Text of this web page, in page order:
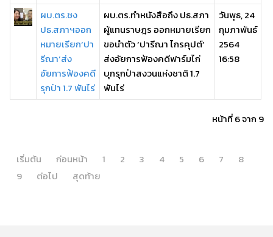
ผบ.ตร.ชง
ปธ.สภาฯออก
หมายเรียก‘ปา
รีณา’ส่ง
อัยการฟ้องคดี
รุกป่า 1.7 พันไร่
ผบ.ตร.ทำหนังสือถึง ปธ.สภา
ผู้แทนราษฎร ออกหมายเรียก
ขอนำตัว ‘ปารีณา ไกรคุปต์’
ส่งอัยการฟ้องคดีฟาร์มไก่
บุกรุกป่าสงวนแห่งชาติ 1.7
พันไร่
วันพุธ, 24
กุมภาพันธ์
2564
16:58
หน้าที่ 6 จาก 9
เริ่มต้น ก่อนหน้า 1 2 3 4 5 6 7
8
9
ต่อไป สุดท้าย